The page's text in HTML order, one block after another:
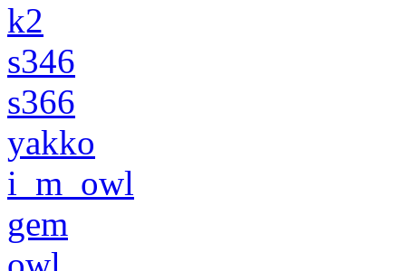
k2
s346
s366
yakko
i_m_owl
gem